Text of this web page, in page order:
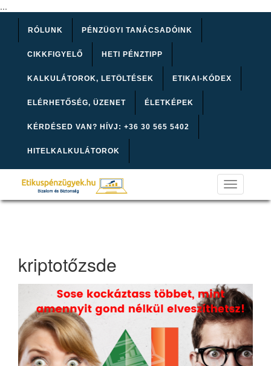
...
RÓLUNK PÉNZÜGYI TANÁCSADÓINK
CIKKFIGYELŐ HETI PÉNZTIPP
KALKULÁTOROK, LETÖLTÉSEK ETIKAI-KÓDEX
ELÉRHETŐSÉG, ÜZENET ÉLETKÉPEK
KÉRDÉSED VAN? HÍVJ: +36 30 565 5402
HITELKALKULÁTOROK
Toggle
navigation
kriptotőzsde